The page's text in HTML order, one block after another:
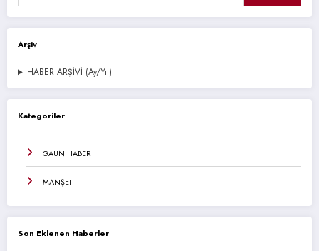
Arşiv
HABER ARŞİVİ (Ay/Yıl)
Kategoriler
GAÜN HABER
MANŞET
Son Eklenen Haberler